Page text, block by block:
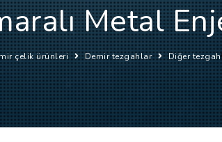
Metal
çelik ürünleri Demir tezgahlar Diğer